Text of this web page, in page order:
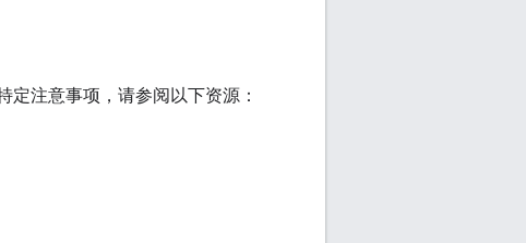
注意事项，请参阅以下资源：